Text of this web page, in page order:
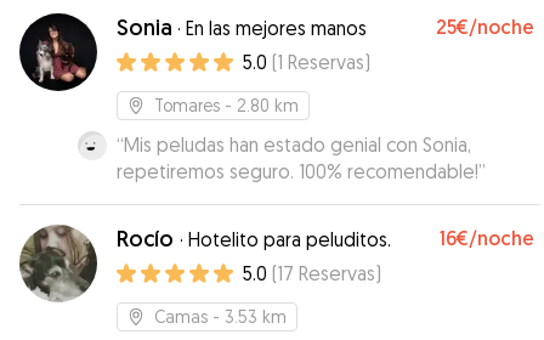
momento. Sin duda volveríamos a contactar con
el. ¡Muy recomendable!”
Sonia · En las mejores manos 25€/noche
5.0 (1 Reservas)
Tomares - 2.80 km
“Mis peludas han estado genial con Sonia,
repetiremos seguro. 100% recomendable!”
Rocío · Hotelito para peluditos. 16€/noche
5.0 (17 Reservas)
Camas - 3.53 km